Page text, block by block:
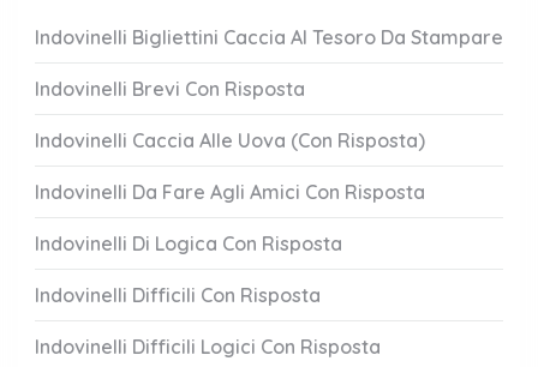
Indovinelli Bigliettini Caccia Al Tesoro Da Stampare
Indovinelli Brevi Con Risposta
Indovinelli Caccia Alle Uova (Con Risposta)
Indovinelli Da Fare Agli Amici Con Risposta
Indovinelli Di Logica Con Risposta
Indovinelli Difficili Con Risposta
Indovinelli Difficili Logici Con Risposta